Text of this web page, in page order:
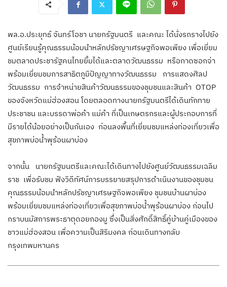
พล.อ.ประยุทธ์ จันทร์โอชา นายกรัฐมนตรี และคณะ ได้นั่งรถรางไปยัง
ศูนย์เรียนรู้คุณธรรมน้อมนำหลักปรัชญาเศรษฐกิจพอเพียง เพื่อเยี่ยม
ชมตลาดประชารัฐคนไทยยิ้มได้และตลาดวัฒนธรรม หรือกาดซอกจ่า
พร้อมเยี่ยมชมการสาธิตภูมิปัญญาทางวัฒนธรรม การแสดงศิลป
วัฒนธรรม การจำหน่ายสินค้าวัฒนธรรมของชุมชนและสินค้า OTOP
ของจังหวัดแม่ฮ่องสอน โดยตลอดทางนายกรัฐมนตรีได้เดินทักทาย
ประชาชน และบรรดาพ่อค้า แม่ค้า ที่เป็นเกษตรกรและผู้ประกอบการที่
มีรายได้น้อยอย่างเป็นกันเอง ก่อนลงพื้นที่เยี่ยมชมแหล่งท่องเที่ยวเพื่อ
สุขภาพบ่อน้ำพุร้อนผาบ่อง
จากนั้น นายกรัฐมนตรีและคณะได้เดินทางไปยังศูนย์วัฒนธรรมเฉลิม
ราช เพื่อรับชม ฟังวิดีทัศน์การบรรยายสรุปการดำเนินงานของชุมชน
คุณธรรมน้อมนำหลักปรัชญาเศรษฐกิจพอเพียง ชุมชนบ้านผาบ่อง
พร้อมเยี่ยมชมแหล่งท่องเที่ยวเพื่อสุขภาพบ่อน้ำพุร้อนผาบ่อง ก่อนไป
กราบนมัสการพระธาตุดอยกองมู ซึ่งเป็นสิ่งศักดิ์สิทธิ์คู่บ้านคู่เมืองของ
ชาวแม่ฮ่องสอน เพื่อความเป็นสิริมงคล ก่อนเดินทางกลับ
กรุงเทพมหานคร